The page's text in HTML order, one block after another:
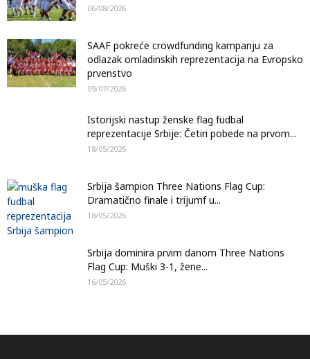
06/08/2026
SAAF pokreće crowdfunding kampanju za
odlazak omladinskih reprezentacija na Evropsko
prvenstvo
09/07/2026
Istorijski nastup ženske flag fudbal
reprezentacije Srbije: Četiri pobede na prvom...
18/05/2026
Srbija šampion Three Nations Flag Cup:
Dramatično finale i trijumf u...
18/05/2026
Srbija dominira prvim danom Three Nations
Flag Cup: Muški 3-1, žene...
16/05/2026